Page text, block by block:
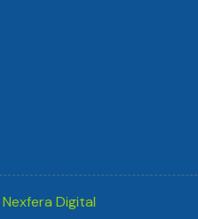
Nexfera Digital